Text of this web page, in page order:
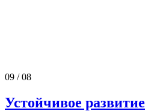
09 / 08
Устойчивое развитие